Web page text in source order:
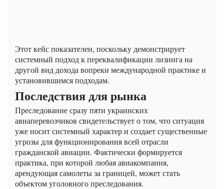
Этот кейс показателен, поскольку демонстрирует
системный подход к переквалификации лизинга на
другой вид дохода вопреки международной практике и
установившимся подходам.
Последствия для рынка
Преследование сразу пяти украинских
авиаперевозчиков свидетельствует о том, что ситуация
уже носит системный характер и создает существенные
угрозы для функционирования всей отрасли
гражданской авиации. Фактически формируется
практика, при которой любая авиакомпания,
арендующая самолеты за границей, может стать
объектом уголовного преследования.